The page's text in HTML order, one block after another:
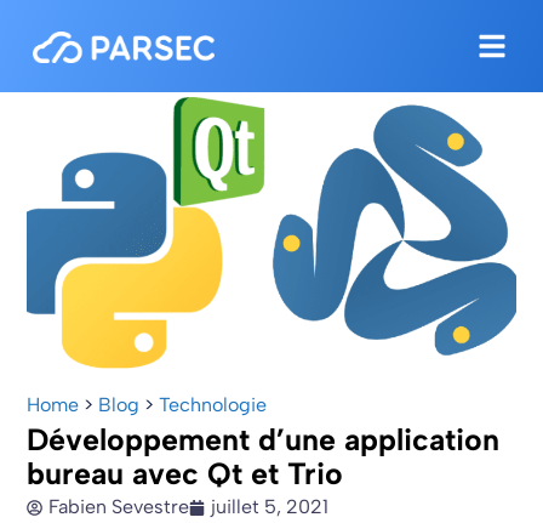
Home > Blog >Technologie
Développement d’une application
bureau avec Qt et Trio
Fabien Sevestre juillet 5, 2021